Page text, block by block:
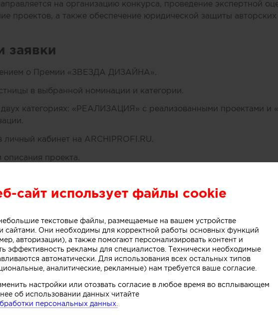
на организацию конкурса, проведение экспертной
проектов, а также обеспечение юридической защиты авторских
заявки
о Премии «ЗВЕЗДА ДИЗАЙНА».
в выбранной номинации и категории.
категориях: «РЕАЛИЗАЦИЯ» с реализованными проектами и
кабинет на ARCHIPROFI.RU.
проекта.
заявки на рассмотрение.
взноса после подтверждения заявки.
и взаимодействие с организаторами.
принимаются
типам лестниц с учётом конструктивных и стилистических
сайт использует файлы cookie
текстовые файлы, размещаемые на вашем устройстве
сайтами. Они необходимы для корректной работы основных функций
авторизации), а также помогают персонализировать контент и
эффективность рекламы для специалистов. Технически необходимые
автоматически. Для использования всех остальных типов
аналитические, рекламные) нам требуется ваше согласие.
настройки или отозвать согласие в любое время во всплывающем
об использовании данных читайте
персональных данных.